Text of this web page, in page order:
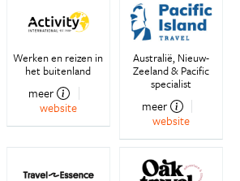
Werken en reizen in
het buitenland
meer
website
Australië, Nieuw-
Zeeland & Pacific
specialist
meer
website